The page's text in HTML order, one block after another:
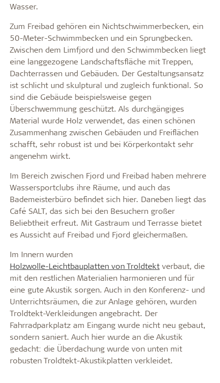
Wasser.
Zum Freibad gehören ein Nichtschwimmerbecken, ein
50-Meter-Schwimmbecken und ein Sprungbecken.
Zwischen dem Limfjord und den Schwimmbecken liegt
eine langgezogene Landschaftsfläche mit Treppen,
Dachterrassen und Gebäuden. Der Gestaltungsansatz
ist schlicht und skulptural und zugleich funktional. So
sind die Gebäude beispielsweise gegen
Überschwemmung geschützt. Als durchgängiges
Material wurde Holz verwendet, das einen schönen
Zusammenhang zwischen Gebäuden und Freiflächen
schafft, sehr robust ist und bei Körperkontakt sehr
angenehm wirkt.
Im Bereich zwischen Fjord und Freibad haben mehrere
Wassersportclubs ihre Räume, und auch das
Bademeisterbüro befindet sich hier. Daneben liegt das
Café SALT, das sich bei den Besuchern großer
Beliebtheit erfreut. Mit Gastraum und Terrasse bietet
es Aussicht auf Freibad und Fjord gleichermaßen.
Im Innern wurden
Holzwolle-Leichtbauplatten von Troldtekt verbaut, die
mit den restlichen Materialien harmonieren und für
eine gute Akustik sorgen. Auch in den Konferenz- und
Unterrichtsräumen, die zur Anlage gehören, wurden
Troldtekt-Verkleidungen angebracht. Der
Fahrradparkplatz am Eingang wurde nicht neu gebaut,
sondern saniert. Auch hier wurde an die Akustik
gedacht: die Überdachung wurde von unten mit
robusten Troldtekt-Akustikplatten verkleidet.